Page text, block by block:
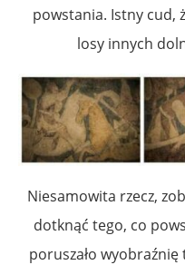
powstania. Istny cud,
losy innych
Niesamowita rzecz,
dotknąć tego, co
poruszało